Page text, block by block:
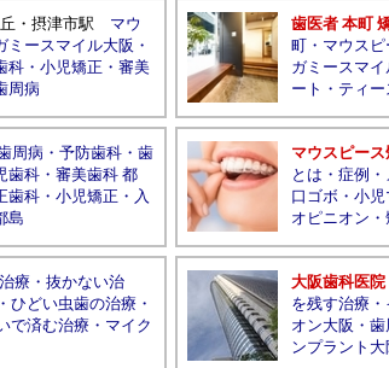
・ 摂津市駅
マウ
ミースマイル大阪 ・
科 ・ 小児矯正 ・ 審美
周病
歯医者 本町
町 ・ マウス
ガミースマイ
ート ・ ティ
周病 ・ 予防歯科 ・ 歯
歯科 ・ 審美歯科 都
歯科 ・ 小児矯正 ・ 入
島
マウスピー
とは ・ 症例 ・
口ゴボ ・ 小児
オピニオン ・
療 ・ 抜かない治
・ ひどい虫歯の治療 ・
で済む治療 ・ マイク
大阪歯科医院
を残す治療 ・
オン大阪 ・ 歯
ンプラント大